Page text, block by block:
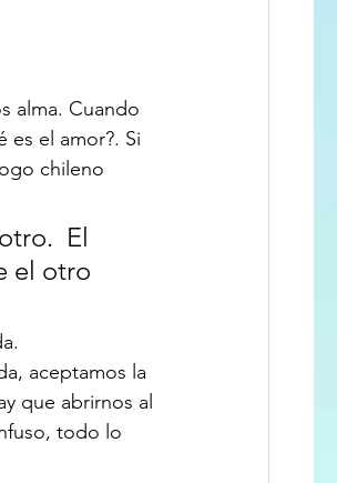
alma. Cuando
es el amor?. Si
chileno
El
el otro
aceptamos la
que abrirnos al
todo lo